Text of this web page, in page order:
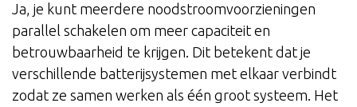
Ja, je kunt meerdere noodstroomvoorzieningen
parallel schakelen om meer capaciteit en
betrouwbaarheid te krijgen. Dit betekent dat je
verschillende batterijsystemen met elkaar verbindt
zodat ze samen werken als één groot systeem. Het